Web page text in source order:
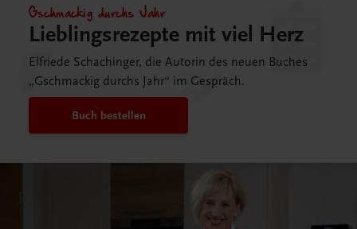
Gschmackig durchs Jahr
Lieblingsrezepte mit viel Herz
Elfriede Schachinger, die Autorin des neuen Buches
„Gschmackig durchs Jahr“ im Gespräch.
Buch bestellen